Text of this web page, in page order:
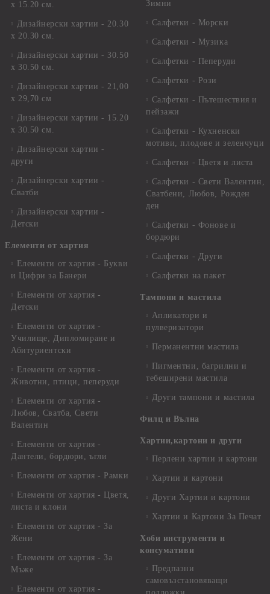
х 15.20 см.
Дизайнерски хартии - 20.30
х 20.30 см.
Дизайнерски хартии - 30.50
х 30.50 см.
Дизайнерски хартии - 21,00
х 29,70 см
Дизайнерски хартии - 15.20
x 30.50 см.
Дизайнерски хартии -
други
Дизайнерски хартии -
Сватби
Дизайнерски хартии -
Детски
Елементи от хартия
Елементи от хартия - Букви
и Цифри за Банери
Елементи от хартия -
Детски
Елементи от хартия -
Училище, Дипломиране и
Абитуриентски
Елементи от хартия -
Животни, птици, пеперуди
Елементи от хартия -
Любов, Сватба, Свети
Валентин
Елементи от хартия -
Дантели, бордюри, ъгли
Елементи от хартия - Рамки
Елементи от хартия - Цветя,
листа и клони
Елементи от хартия - За
Жени
Елементи от хартия - За
Мъже
Елементи от хартия -
Зимни
Салфетки - Морски
Салфетки - Музика
Салфетки - Пеперуди
Салфетки - Рози
Салфетки - Пътешествия и
пейзажи
Салфетки - Кухненски
мотиви, плодове и зеленчуци
Салфетки - Цветя и листа
Салфетки - Свети Валентин,
Сватбени, Любов, Рожден
ден
Салфетки - Фонове и
бордюри
Салфетки - Други
Салфетки на пакет
Тампони и мастила
Апликатори и
пулверизатори
Перманентни мастила
Пигментни, багрилни и
тебеширени мастила
Други тампони и мастила
Филц и Вълна
Хартии,картони и други
Перлени хартии и картони
Хартии и картони
Други Хартии и картони
Хартии и Картони За Печат
Хоби инструменти и
консумативи
Предпазни
самовъзстановяващи